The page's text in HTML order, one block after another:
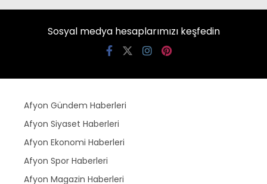
Sosyal medya hesaplarımızı keşfedin
Afyon Gündem Haberleri
Afyon Siyaset Haberleri
Afyon Ekonomi Haberleri
Afyon Spor Haberleri
Afyon Magazin Haberleri